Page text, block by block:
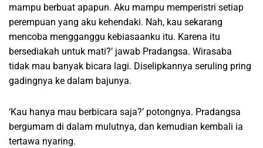
mampu berbuat apapun. Aku mampu memperistri setiap
perempuan yang aku kehendaki. Nah, kau sekarang
mencoba mengganggu kebiasaanku itu. Karena itu
bersediakah untuk mati?’ jawab Pradangsa. Wirasaba
tidak mau banyak bicara lagi. Diselipkannya seruling pring
gadingnya ke dalam bajunya.
‘Kau hanya mau berbicara saja?’ potongnya. Pradangsa
bergumam di dalam mulutnya, dan kemudian kembali ia
tertawa nyaring.